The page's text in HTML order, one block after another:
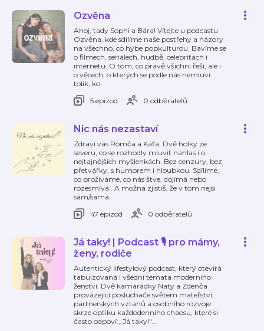
Ozvěna
Ahoj, tady Sophi a Bára! Vítejte u podcastu
Ozvěna, kde sdílíme naše postřehy a názory
na všechno, co hýbe popkulturou. Bavíme se
o filmech, seriálech, hudbě, celebritách i
internetu. O tom, co právě všichni řeší, ale i
o věcech, o kterých se podle nás nemluví
tolik, ko…
5 epizod
0 odběratelů
Nic nás nezastaví
Zdraví vás Romča a Káťa. Dvě holky ze
severu, co se rozhodly mluvit nahlas i o
nejtajnějších myšlenkách. Bez cenzury, bez
přetvářky, s humorem i hloubkou. Sdílíme,
co prožíváme, co nás štve, dojímá nebo
rozesmívá.. A možná zjistíš, že v tom nejsi
sám/sama.
47 epizod
0 odběratelů
Já taky! | Podcast 🎙️ pro mámy,
ženy, rodiče
Autentický lifestylový podcast, který otevírá
tabuizovaná i všední témata moderního
ženství. Dvě kamarádky Naty a Zdenča
provázející posluchače světem mateřství,
partnerských vztahů a osobního rozvoje
skrze optiku každodenního chaosu, které si
často odpoví:,,Já taky!"…